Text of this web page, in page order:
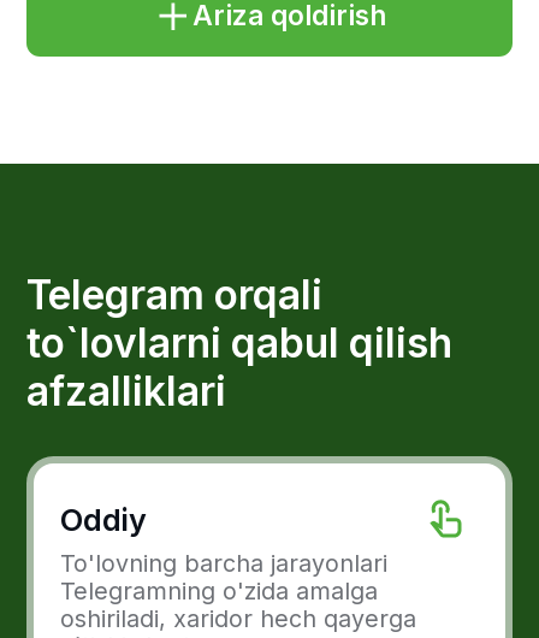
Oddiy
xaridlarni bir necha daqiqalargacha
tezlashtiradi.
Xavfsizlik
standartlariga to`liq javob beradi.